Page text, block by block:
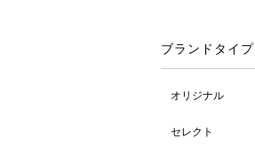
ブランドタイプ
オリジナル
セレクト